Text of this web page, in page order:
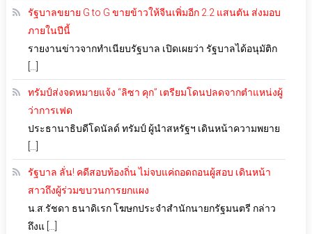
รัฐบาลขยาย G to G ขายข้าวให้จีนเพิ่มอีก 2.2 แสนตัน ส่งมอบ
ภายในปีนี้
รายงานข่าวจากทำเนียบรัฐบาล เปิดเผยว่า รัฐบาลได้อนุมัติก
ทรัมป์ส่งจดหมายแจ้ง “ลิซา คุก” เตรียมโดนปลดจากตำแหน่งผู้
ว่าการเฟด
ประธานาธิบดีโดนัลด์ ทรัมป์ ผู้นำสหรัฐฯ เดินหน้าความพยาย
รัฐบาล ลั่น! คดีสอบท้องถิ่น ไม่จบแค่ถอดถอนผู้สอบ เดินหน้า
สาวถึงผู้ร่วมขบวนการยกแผง
น.ส.รัชดา ธนาดิเรก โฆษกประจำสำนักนายกรัฐมนตรี กล่าว
ถึงแ […]